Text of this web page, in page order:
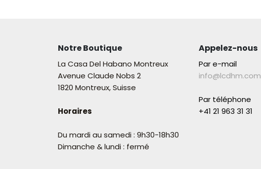
Notre Boutique
La Casa Del Habano Montreux
Avenue Claude Nobs 2
1820 Montreux, Suisse
Horaires
Du mardi au samedi : 9h30-18h30
Dimanche & lundi : fermé
Appelez-nous
Par e-mail
info@lcdhm.com
Par téléphone
+41 21 963 31 31​